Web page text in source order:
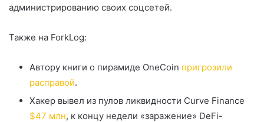
администрированию своих соцсетей.
Также на ForkLog:
Автору книги о пирамиде OneCoin пригрозили
расправой.
Хакер вывел из пулов ликвидности Curve Finance
$47 млн, к концу недели «заражение» DeFi-